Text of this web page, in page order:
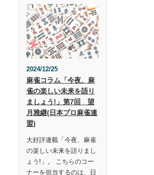
2024/12/25
麻雀コラム「今夜、麻
雀の楽しい未来を語り
ましょう!」第7回 望
月雅継(日本プロ麻雀連
盟)
大好評連載「今夜、麻雀
の楽しい未来を語りまし
ょう!」。 こちらのコー
ナーを担当するのは、日